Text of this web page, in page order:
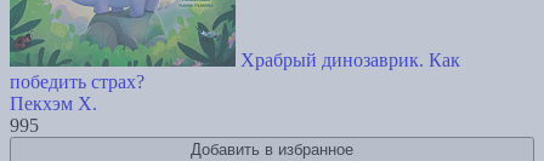
Храбрый динозаврик. Как
победить страх?
Пекхэм Х.
995
Добавить в избранное